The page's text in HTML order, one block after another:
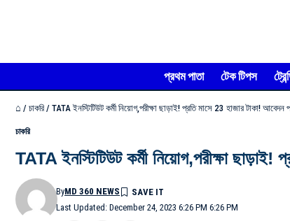
প্রথম পাতা টেক টিপস
⌂ / চাকরি / TATA ইনস্টিটিউট কর্মী নিয়োগ,পরীক্ষা ছাড়াই! প্রতি মাসে 23 হাজার টাকা! আবেদন
চাকরি
TATA ইনস্টিটিউট কর্মী নিয়োগ,পরীক্ষা
Last Updated: December 24, 2023 6:26 PM 6:26 PM
ByMD 360 NEWS